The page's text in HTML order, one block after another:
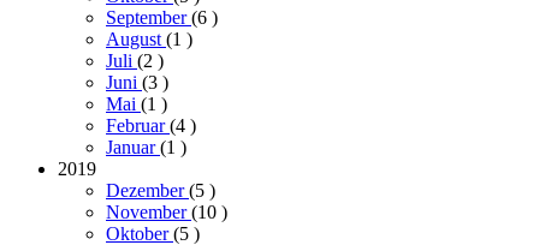
September(6 )
August(1 )
Juli (2 )
Juni (3 )
Mai (1 )
Februar(4 )
Januar(1 )
2019
Dezember(5 )
November(10 )
Oktober(5 )